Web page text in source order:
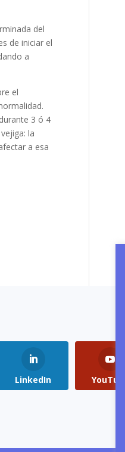
del
de iniciar el
a
el
3 ó 4
la
a esa
LinkedIn YouTube